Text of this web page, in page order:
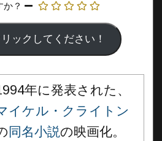
？
年に発表された、
イケル・クライトン
同名小説の映画化。